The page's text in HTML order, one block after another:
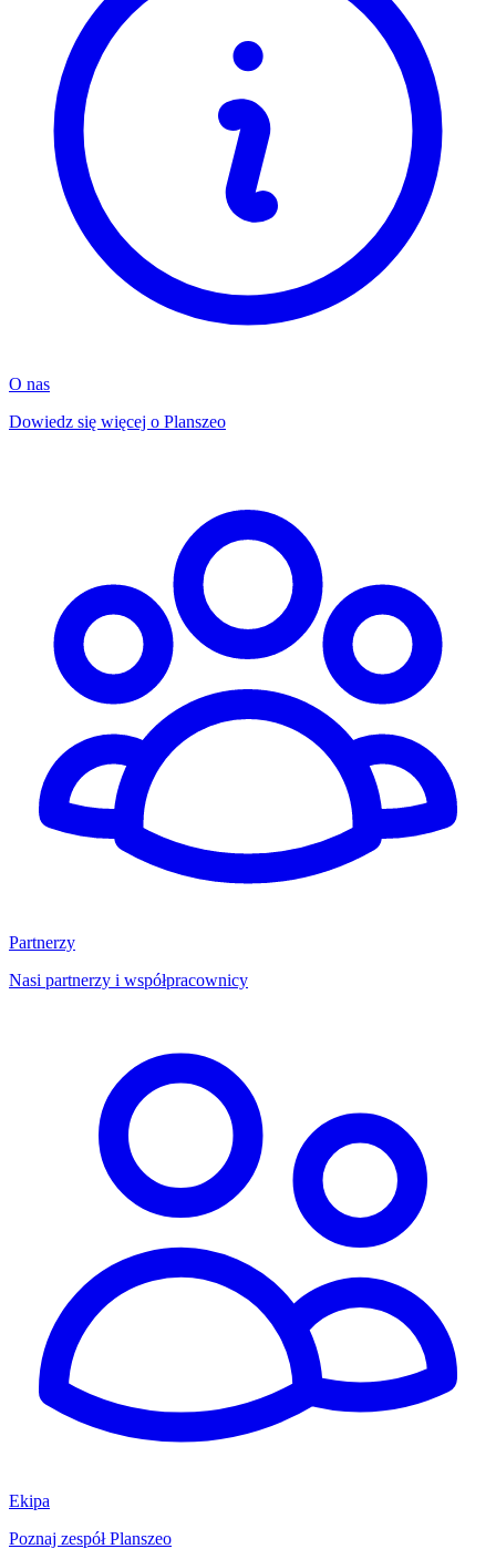
O nas
Dowiedz się więcej o Planszeo
Partnerzy
Nasi partnerzy i współpracownicy
Ekipa
Poznaj zespół Planszeo